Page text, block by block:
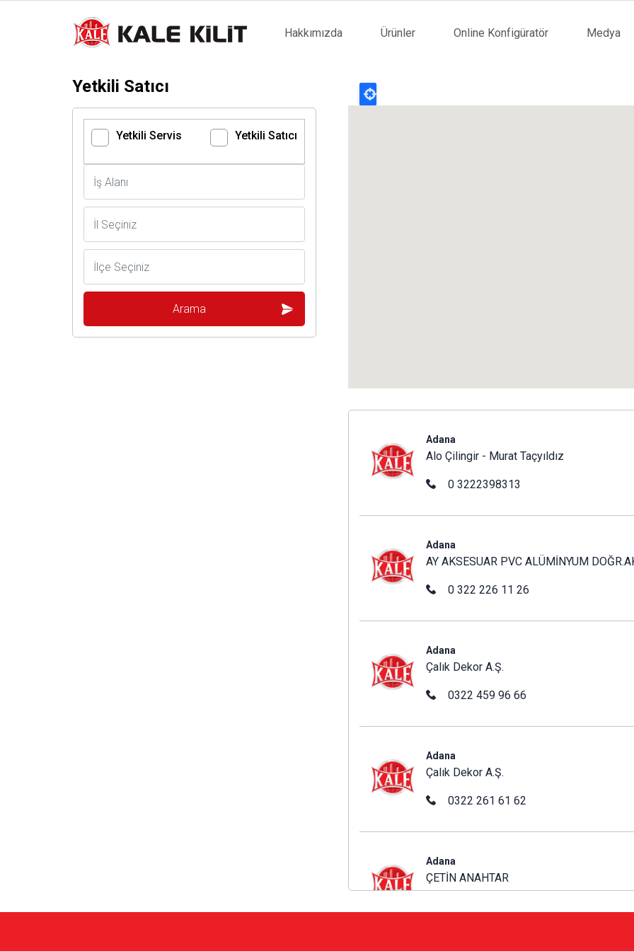
Main
Hakkımızda Ürünler Online Konfigüratör Medya
Yetkili Satıcı
Yetkili Servis Yetkili Satıcı
Adana
Alo Çilingir - Murat Taçyıldız
0 3222398313
Adana
AY AKSESUAR PVC ALÜMİNYUM
0 322 226 11 26
Adana
Çalık Dekor A.Ş.
0322 459 96 66
Adana
Çalık Dekor A.Ş.
0322 261 61 62
Adana
ÇETİN ANAHTAR